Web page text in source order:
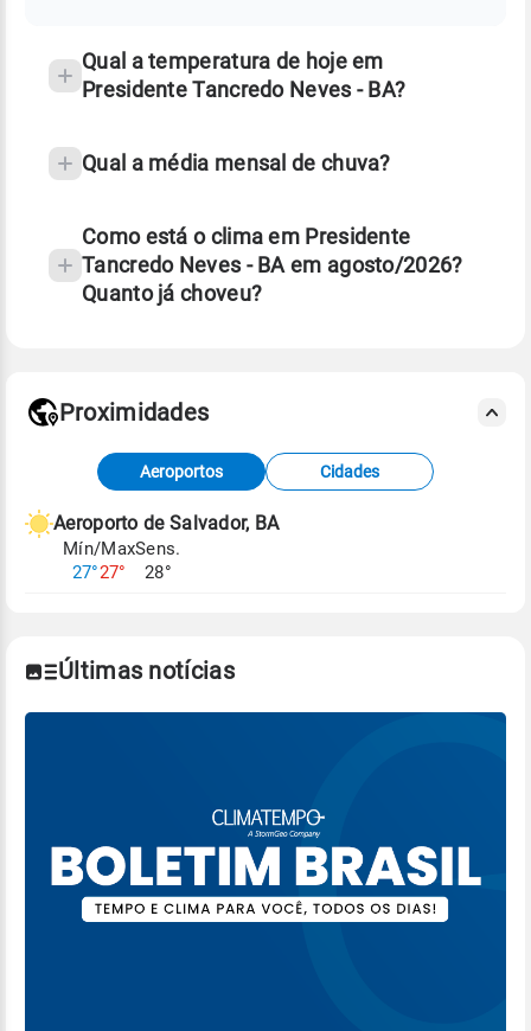
Qual a temperatura de hoje em
Presidente Tancredo Neves - BA?
Qual a média mensal de chuva?
Como está o clima em Presidente
Tancredo Neves - BA em agosto/2026?
Quanto já choveu?
Fonte: dados combinados de estações
meteorológicas e satélite do Centro de Previsão
de Tempo e Estudos Climáticos (CPTEC).
Para obter mais informações sobre os dados
Proximidades
Aeroportos Cidades
Aeroporto de Salvador, BA
Mín/Max
27°27°
Sens.
28°
Últimas notícias